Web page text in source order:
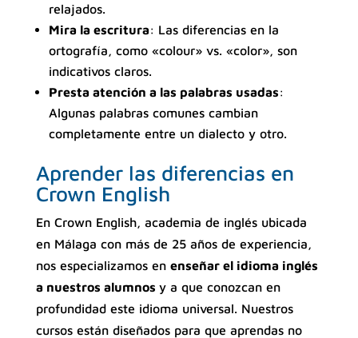
relajados.
Mira la escritura: Las diferencias en la
ortografía, como «colour» vs. «color», son
indicativos claros.
Presta atención a las palabras usadas:
Algunas palabras comunes cambian
completamente entre un dialecto y otro.
Aprender las diferencias en
Crown English
En Crown English, academia de inglés ubicada
en Málaga con más de 25 años de experiencia,
nos especializamos en enseñar el idioma inglés
a nuestros alumnos y a que conozcan en
profundidad este idioma universal. Nuestros
cursos están diseñados para que aprendas no